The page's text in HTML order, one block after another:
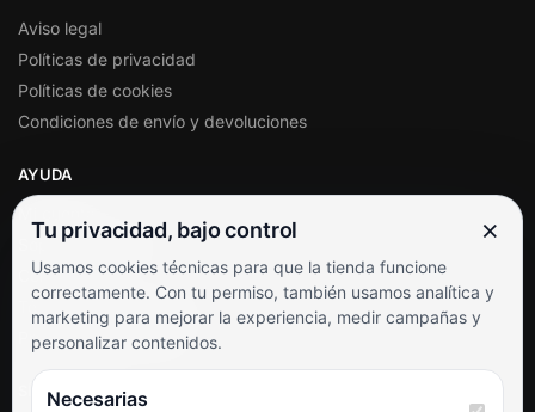
Aviso legal
Políticas de privacidad
Políticas de cookies
Condiciones de envío y devoluciones
AYUDA
Soporte al cliente
Contacto
Términos y condiciones
Preguntas frecuentes
SÍGUENOS
Tu privacidad, bajo control ×
Usamos cookies técnicas para que la tienda funcione
correctamente. Con tu permiso, también usamos analítica y
marketing para mejorar la experiencia, medir campañas y
personalizar contenidos.
Necesarias